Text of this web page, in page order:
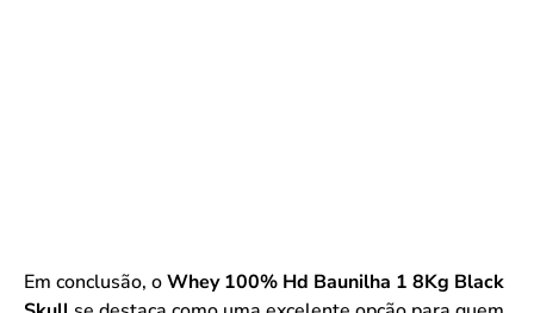
Em conclusão, oWhey 100% Hd Baunilha 1 8Kg Black